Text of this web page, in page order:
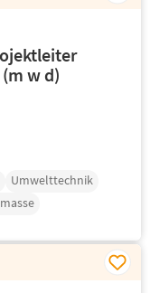
w d)
Umwelttechnik